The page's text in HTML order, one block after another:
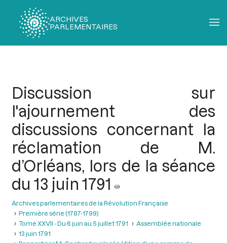
ARCHIVES
PARLEMENTAIRES
Discussion sur
l'ajournement des
discussions concernant la
réclamation de M.
d’Orléans, lors de la séance
du 13 juin 1791
Archives parlementaires de la Révolution Française
Première série (1787-1799)
Tome XXVII - Du 6 juin au 5 juillet 1791
Assemblée nationale
13 juin 1791